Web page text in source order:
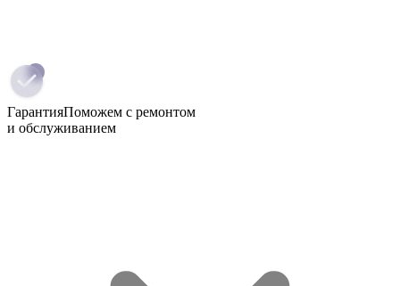
ГарантияПоможем с ремонтом
и обслуживанием